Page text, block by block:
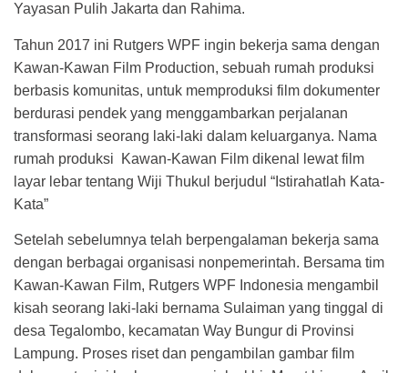
Yayasan Pulih Jakarta dan Rahima.
Tahun 2017 ini Rutgers WPF ingin bekerja sama dengan
Kawan-Kawan Film Production, sebuah rumah produksi
berbasis komunitas, untuk memproduksi film dokumenter
berdurasi pendek yang menggambarkan perjalanan
transformasi seorang laki-laki dalam keluarganya. Nama
rumah produksi Kawan-Kawan Film dikenal lewat film
layar lebar tentang Wiji Thukul berjudul “Istirahatlah Kata-
Kata”
Setelah sebelumnya telah berpengalaman bekerja sama
dengan berbagai organisasi nonpemerintah. Bersama tim
Kawan-Kawan Film, Rutgers WPF Indonesia mengambil
kisah seorang laki-laki bernama Sulaiman yang tinggal di
desa Tegalombo, kecamatan Way Bungur di Provinsi
Lampung. Proses riset dan pengambilan gambar film